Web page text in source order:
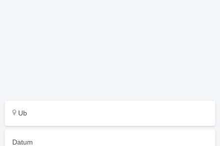
Ub
Datum